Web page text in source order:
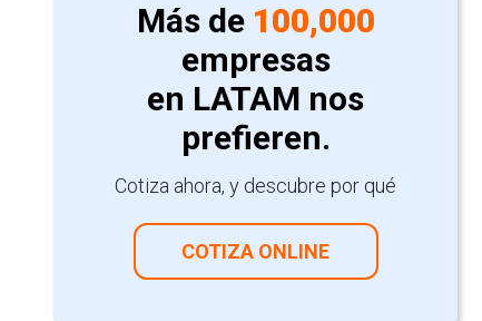
Más de 100,000
empresas
en LATAM nos
prefieren.
Cotiza ahora, y descubre por qué
COTIZA ONLINE